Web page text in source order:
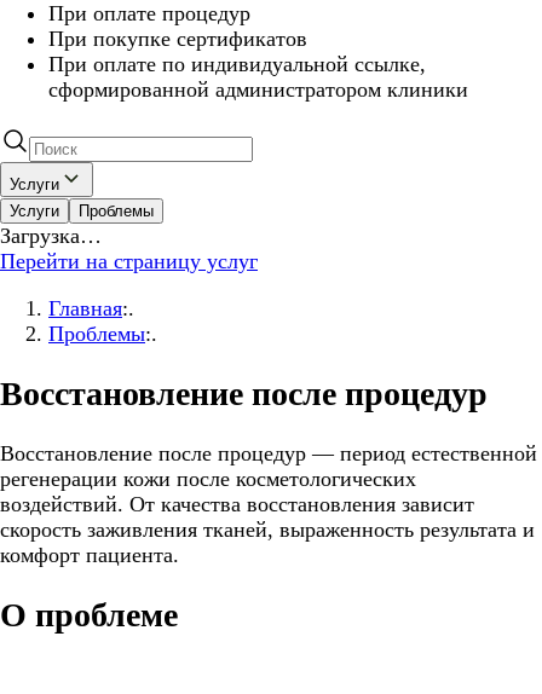
При оплате процедур
При покупке сертификатов
При оплате по индивидуальной ссылке,
сформированной администратором клиники
Услуги
Услуги
Проблемы
Загрузка…
Перейти на страницу услуг
Главная:.
Проблемы:.
Восстановление после процедур
Восстановление после процедур — период естественной
регенерации кожи после косметологических
воздействий. От качества восстановления зависит
скорость заживления тканей, выраженность результата и
комфорт пациента.
О проблеме